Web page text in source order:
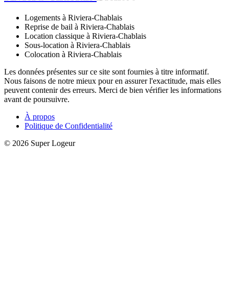
Logements à Riviera-Chablais
Reprise de bail à Riviera-Chablais
Location classique à Riviera-Chablais
Sous-location à Riviera-Chablais
Colocation à Riviera-Chablais
Les données présentes sur ce site sont fournies à titre informatif.
Nous faisons de notre mieux pour en assurer l'exactitude, mais elles
peuvent contenir des erreurs. Merci de bien vérifier les informations
avant de poursuivre.
À propos
Politique de Confidentialité
© 2026 Super Logeur